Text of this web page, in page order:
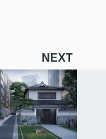
NEXT